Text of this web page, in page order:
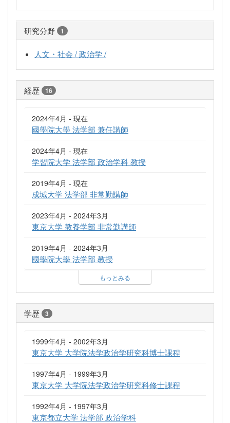
研究分野 1
人文・社会 / 政治学 /
経歴 16
2024年4月 - 現在
國學院大學 法学部 兼任講師
2024年4月 - 現在
学習院大学 法学部 政治学科 教授
2019年4月 - 現在
成城大学 法学部 非常勤講師
2023年4月 - 2024年3月
東京大学 教養学部 非常勤講師
2019年4月 - 2024年3月
國學院大學 法学部 教授
もっとみる
学歴 3
1999年4月 - 2002年3月
東京大学 大学院法学政治学研究科博士課程
1997年4月 - 1999年3月
東京大学 大学院法学政治学研究科修士課程
1992年4月 - 1997年3月
東京都立大学 法学部 政治学科